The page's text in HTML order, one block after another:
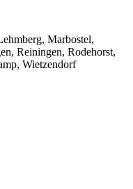
Marbostel,
Reiningen, Rodehorst,
Wietzendorf